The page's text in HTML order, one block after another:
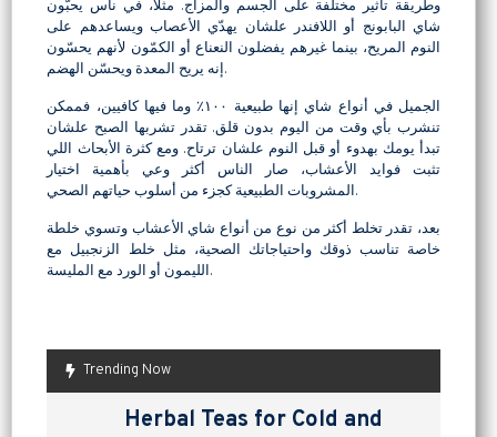
وطريقة تأثير مختلفة على الجسم والمزاج. مثلاً، في ناس يحبّون
شاي البابونج أو اللافندر علشان يهدّي الأعصاب ويساعدهم على
النوم المريح، بينما غيرهم يفضلون النعناع أو الكمّون لأنهم يحسّون
إنه يريح المعدة ويحسّن الهضم.
الجميل في أنواع شاي إنها طبيعية ١٠٠٪ وما فيها كافيين، فممكن
تنشرب بأي وقت من اليوم بدون قلق. تقدر تشربها الصبح علشان
تبدأ يومك بهدوء أو قبل النوم علشان ترتاح. ومع كثرة الأبحاث اللي
تثبت فوايد الأعشاب، صار الناس أكثر وعي بأهمية اختيار
المشروبات الطبيعية كجزء من أسلوب حياتهم الصحي.
بعد، تقدر تخلط أكثر من نوع من أنواع شاي الأعشاب وتسوي خلطة
خاصة تناسب ذوقك واحتياجاتك الصحية، مثل خلط الزنجبيل مع
الليمون أو الورد مع المليسة.
Trending Now
are pickles good for
How to Make Lavashak at
Herbal Teas for Cold and
Homemade Yogurt vs Store
are pickles good for
How to Make Lavashak at